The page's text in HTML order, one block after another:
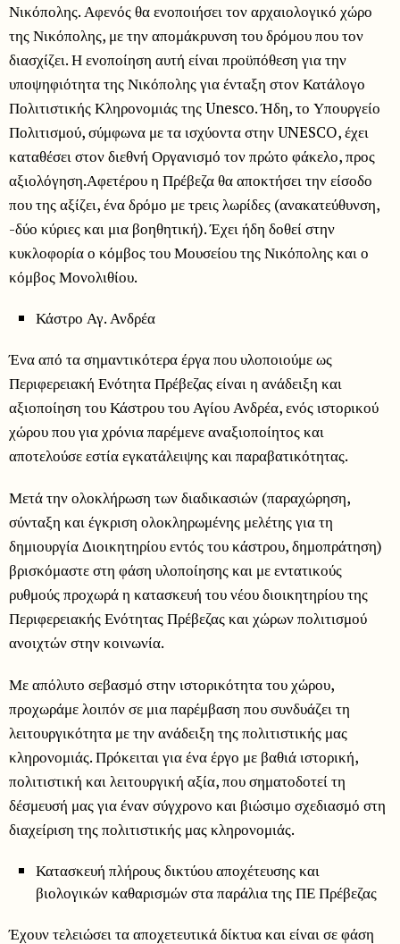
Νικόπολης. Αφενός θα ενοποιήσει τον αρχαιολογικό χώρο
της Νικόπολης, με την απομάκρυνση του δρόμου που τον
διασχίζει. Η ενοποίηση αυτή είναι προϋπόθεση για την
υποψηφιότητα της Νικόπολης για ένταξη στον Κατάλογο
Πολιτιστικής Κληρονομιάς της Unesco. Ήδη, το Υπουργείο
Πολιτισμού, σύμφωνα με τα ισχύοντα στην UNESCO, έχει
καταθέσει στον διεθνή Οργανισμό τον πρώτο φάκελο, προς
αξιολόγηση.Αφετέρου η Πρέβεζα θα αποκτήσει την είσοδο
που της αξίζει, ένα δρόμο με τρεις λωρίδες (ανακατεύθυνση,
-δύο κύριες και μια βοηθητική). Έχει ήδη δοθεί στην
κυκλοφορία ο κόμβος του Μουσείου της Νικόπολης και ο
κόμβος Μονολιθίου.
Κάστρο Αγ. Ανδρέα
Ένα από τα σημαντικότερα έργα που υλοποιούμε ως
Περιφερειακή Ενότητα Πρέβεζας είναι η ανάδειξη και
αξιοποίηση του Κάστρου του Αγίου Ανδρέα, ενός ιστορικού
χώρου που για χρόνια παρέμενε αναξιοποίητος και
αποτελούσε εστία εγκατάλειψης και παραβατικότητας.
Μετά την ολοκλήρωση των διαδικασιών (παραχώρηση,
σύνταξη και έγκριση ολοκληρωμένης μελέτης για τη
δημιουργία Διοικητηρίου εντός του κάστρου, δημοπράτηση)
βρισκόμαστε στη φάση υλοποίησης και με εντατικούς
ρυθμούς προχωρά η κατασκευή του νέου διοικητηρίου της
Περιφερειακής Ενότητας Πρέβεζας και χώρων πολιτισμού
ανοιχτών στην κοινωνία.
Με απόλυτο σεβασμό στην ιστορικότητα του χώρου,
προχωράμε λοιπόν σε μια παρέμβαση που συνδυάζει τη
λειτουργικότητα με την ανάδειξη της πολιτιστικής μας
κληρονομιάς. Πρόκειται για ένα έργο με βαθιά ιστορική,
πολιτιστική και λειτουργική αξία, που σηματοδοτεί τη
δέσμευσή μας για έναν σύγχρονο και βιώσιμο σχεδιασμό στη
διαχείριση της πολιτιστικής μας κληρονομιάς.
Κατασκευή πλήρους δικτύου αποχέτευσης και
βιολογικών καθαρισμών στα παράλια της ΠΕ Πρέβεζας
Έχουν τελειώσει τα αποχετευτικά δίκτυα και είναι σε φάση